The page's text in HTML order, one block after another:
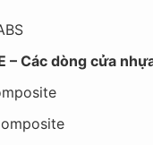
– Các dòng cửa